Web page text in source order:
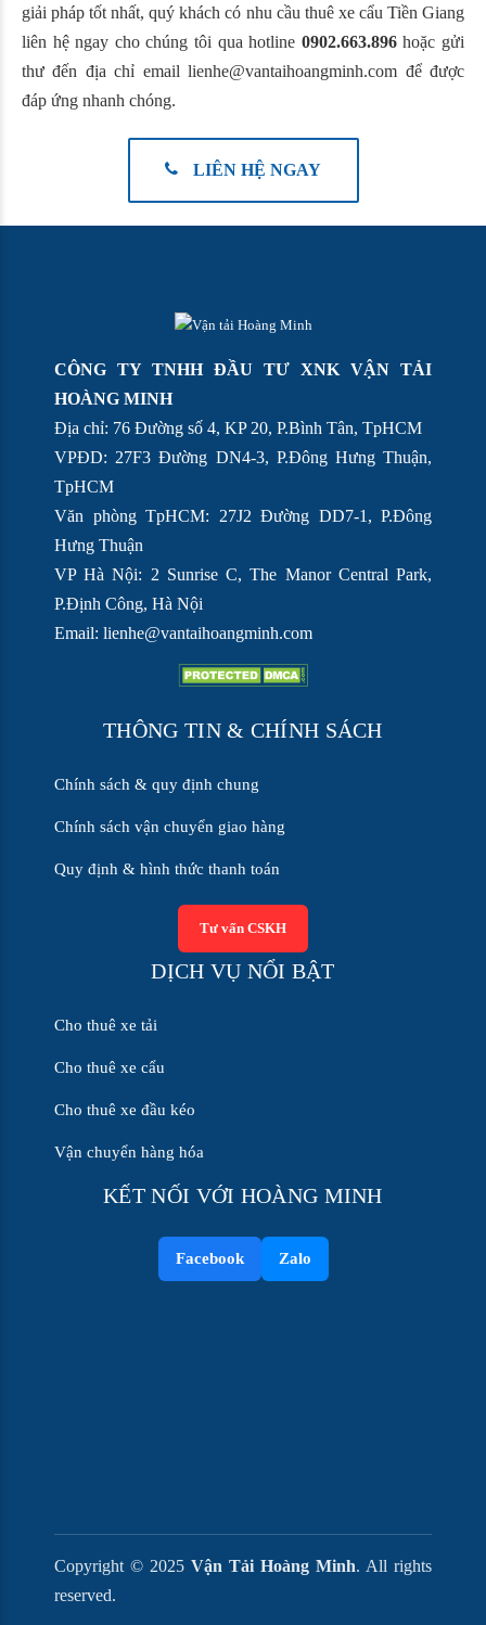
giải pháp tốt nhất, quý khách có nhu cầu thuê xe cẩu Tiền Giang
liên hệ ngay cho chúng tôi qua hotline 0902.663.896hoặc gửi
thư đến địa chỉ email lienhe@vantaihoangminh.com để được
đáp ứng nhanh chóng.
LIÊN HỆ NGAY
CÔNG TY TNHH ĐẦU TƯ XNK VẬN TẢI
HOÀNG MINH
Địa chỉ: 76 Đường số 4, KP 20, P.Bình Tân, TpHCM
VPĐD: 27F3 Đường DN4-3, P.Đông Hưng Thuận,
TpHCM
Văn phòng TpHCM: 27J2 Đường DD7-1, P.Đông
Hưng Thuận
VP Hà Nội: 2 Sunrise C, The Manor Central Park,
P.Định Công, Hà Nội
Email: lienhe@vantaihoangminh.com
THÔNG TIN & CHÍNH SÁCH
Chính sách & quy định chung
Chính sách vận chuyển giao hàng
Quy định & hình thức thanh toán
Tư vấn CSKH
DỊCH VỤ NỔI BẬT
Cho thuê xe tải
Cho thuê xe cẩu
Cho thuê xe đầu kéo
Vận chuyển hàng hóa
KẾT NỐI VỚI HOÀNG MINH
Facebook Zalo
Copyright © 2025 Vận Tải Hoàng Minh. All rights
reserved.